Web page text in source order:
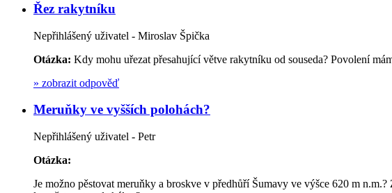
Řez rakytníku
Nepřihlášený uživatel - Miroslav Špička
Otázka: Kdy mohu uřezat přesahující větve rakytníku od souseda? Povolení
» zobrazit odpověď
Meruňky ve vyšších polohách?
Nepřihlášený uživatel - Petr
Otázka:
Je možno pěstovat meruňky a broskve v předhůří Šumavy ve výšce 620 m